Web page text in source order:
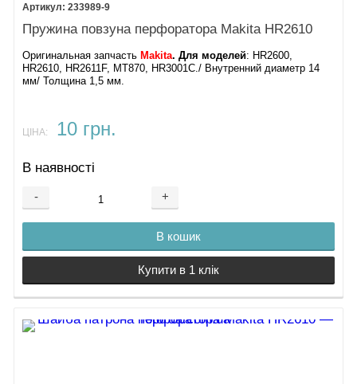
233989-9
Пружина повзуна перфоратора Makita HR2610
Оригинальная запчасть Makita. Для моделей: HR2600,
HR2610, HR2611F, MT870, HR3001C./ Внутренний диаметр 14
мм/ Толщина 1,5 мм.
ЦІНА: 10 грн.
В наявності
- +
В кошик
Купити в 1 клік